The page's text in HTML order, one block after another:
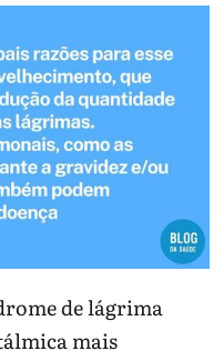
de lágrima
mais